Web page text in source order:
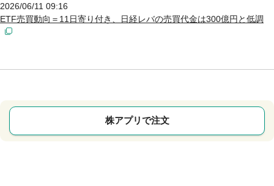
2026/06/11 09:16
ETF売買動向＝11日寄り付き、日経レバの売買代金は300億円と低調
株アプリで注文